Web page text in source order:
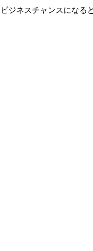
ジネスチャンスになる